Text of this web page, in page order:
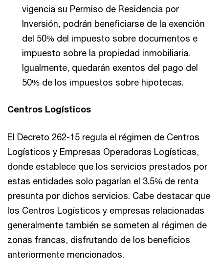
vigencia su Permiso de Residencia por
Inversión, podrán beneficiarse de la exención
del 50% del impuesto sobre documentos e
impuesto sobre la propiedad inmobiliaria.
Igualmente, quedarán exentos del pago del
50% de los impuestos sobre hipotecas.
Centros Logísticos
El Decreto 262-15 regula el régimen de Centros
Logísticos y Empresas Operadoras Logísticas,
donde establece que los servicios prestados por
estas entidades solo pagarían el 3.5% de renta
presunta por dichos servicios. Cabe destacar que
los Centros Logísticos y empresas relacionadas
generalmente también se someten al régimen de
zonas francas, disfrutando de los beneficios
anteriormente mencionados.